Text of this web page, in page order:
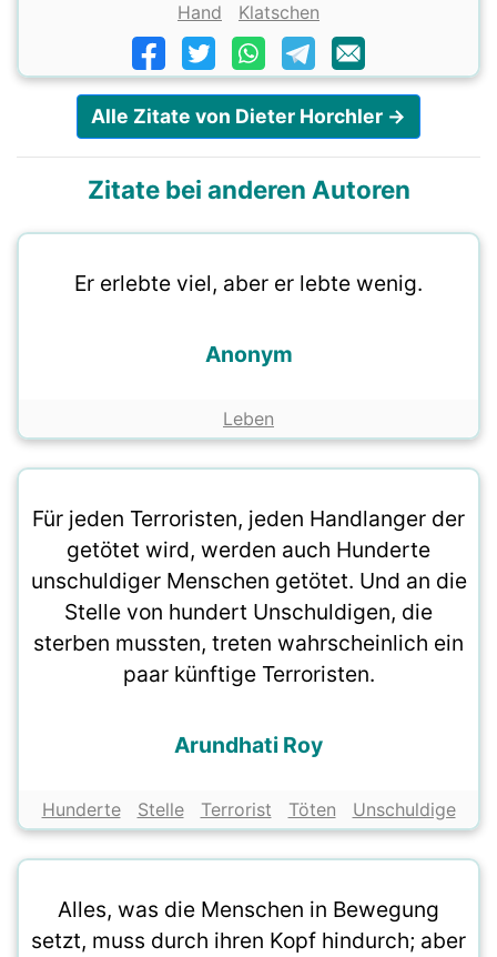
Hand Klatschen
Alle Zitate von Dieter Horchler →
Zitate bei anderen Autoren
Er erlebte viel, aber er lebte wenig.
Anonym
Leben
Für jeden Terroristen, jeden Handlanger der
getötet wird, werden auch Hunderte
unschuldiger Menschen getötet. Und an die
Stelle von hundert Unschuldigen, die
sterben mussten, treten wahrscheinlich ein
paar künftige Terroristen.
Arundhati Roy
Hunderte Stelle Terrorist Töten Unschuldige
Alles, was die Menschen in Bewegung
setzt, muss durch ihren Kopf hindurch; aber